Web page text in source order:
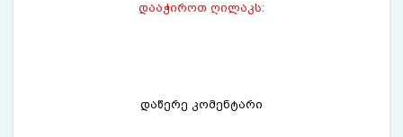
დააჭიროთ ღილაკს:
დაწერე კომენტარი